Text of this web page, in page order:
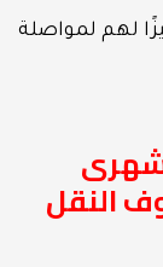
لهم لمواصلة
شهرى
النقل